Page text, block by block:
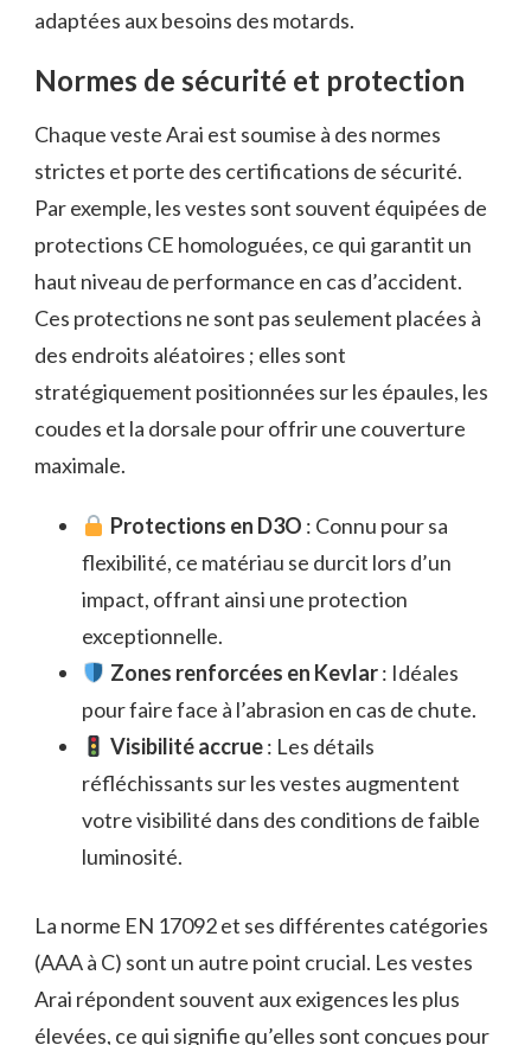
adaptées aux besoins des motards.
Normes de sécurité et protection
Chaque veste Arai est soumise à des normes
strictes et porte des certifications de sécurité.
Par exemple, les vestes sont souvent équipées de
protections CE homologuées, ce qui garantit un
haut niveau de performance en cas d’accident.
Ces protections ne sont pas seulement placées à
des endroits aléatoires ; elles sont
stratégiquement positionnées sur les épaules, les
coudes et la dorsale pour offrir une couverture
maximale.
Protections en D3O : Connu pour sa
flexibilité, ce matériau se durcit lors d’un
impact, offrant ainsi une protection
exceptionnelle.
Zones renforcées en Kevlar: Idéales
pour faire face à l’abrasion en cas de chute.
Visibilité accrue: Les détails
réfléchissants sur les vestes augmentent
votre visibilité dans des conditions de faible
luminosité.
La norme EN 17092 et ses différentes catégories
(AAA à C) sont un autre point crucial. Les vestes
Arai répondent souvent aux exigences les plus
élevées, ce qui signifie qu’elles sont conçues pour